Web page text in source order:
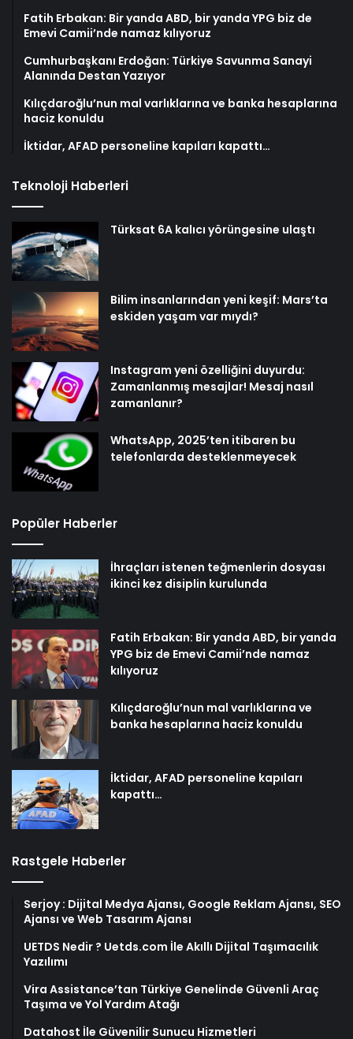
Fatih Erbakan: Bir yanda ABD, bir yanda YPG biz de
Emevi Camii’nde namaz kılıyoruz
Cumhurbaşkanı Erdoğan: Türkiye Savunma Sanayi
Alanında Destan Yazıyor
Kılıçdaroğlu’nun mal varlıklarına ve banka hesaplarına
haciz konuldu
İktidar, AFAD personeline kapıları kapattı…
Teknoloji Haberleri
Türksat 6A kalıcı yörüngesine ulaştı
Bilim insanlarından yeni keşif: Mars’ta
eskiden yaşam var mıydı?
Instagram yeni özelliğini duyurdu:
Zamanlanmış mesajlar! Mesaj nasıl
zamanlanır?
WhatsApp, 2025’ten itibaren bu
telefonlarda desteklenmeyecek
Popüler Haberler
İhraçları istenen teğmenlerin dosyası
ikinci kez disiplin kurulunda
Fatih Erbakan: Bir yanda ABD, bir yanda
YPG biz de Emevi Camii’nde namaz
kılıyoruz
Kılıçdaroğlu’nun mal varlıklarına ve
banka hesaplarına haciz konuldu
İktidar, AFAD personeline kapıları
kapattı…
Rastgele Haberler
Serjoy : Dijital Medya Ajansı, Google Reklam Ajansı, SEO
Ajansı ve Web Tasarım Ajansı
UETDS Nedir ? Uetds.com İle Akıllı Dijital Taşımacılık
Yazılımı
Vira Assistance’tan Türkiye Genelinde Güvenli Araç
Taşıma ve Yol Yardım Atağı
Datahost İle Güvenilir Sunucu Hizmetleri